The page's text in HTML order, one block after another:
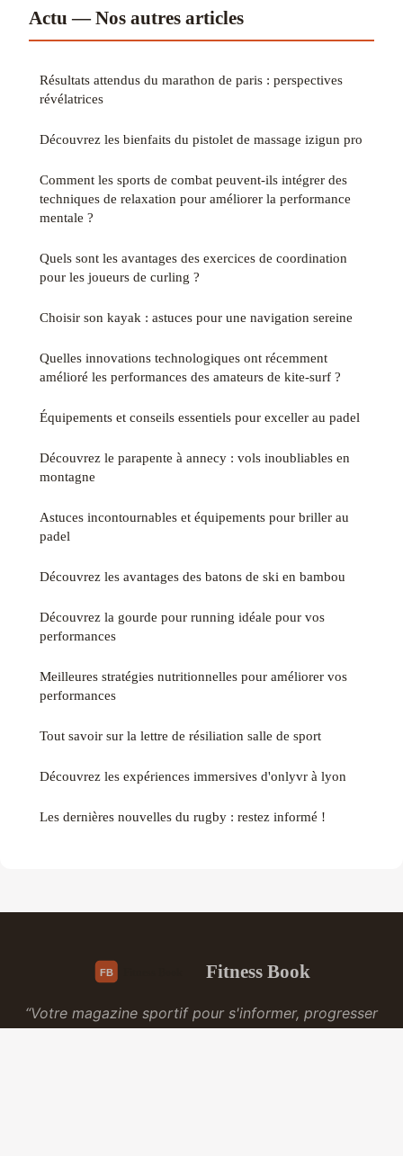
Actu — Nos autres articles
Résultats attendus du marathon de paris : perspectives
révélatrices
Découvrez les bienfaits du pistolet de massage izigun pro
Comment les sports de combat peuvent-ils intégrer des
techniques de relaxation pour améliorer la performance
mentale ?
Quels sont les avantages des exercices de coordination
pour les joueurs de curling ?
Choisir son kayak : astuces pour une navigation sereine
Quelles innovations technologiques ont récemment
amélioré les performances des amateurs de kite-surf ?
Équipements et conseils essentiels pour exceller au padel
Découvrez le parapente à annecy : vols inoubliables en
montagne
Astuces incontournables et équipements pour briller au
padel
Découvrez les avantages des batons de ski en bambou
Découvrez la gourde pour running idéale pour vos
performances
Meilleures stratégies nutritionnelles pour améliorer vos
performances
Tout savoir sur la lettre de résiliation salle de sport
Découvrez les expériences immersives d'onlyvr à lyon
Les dernières nouvelles du rugby : restez informé !
Fitness Book
“Votre magazine sportif pour s'informer, progresser